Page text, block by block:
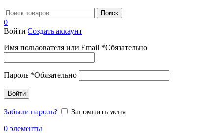
Поиск
0
Войти Создать аккаунт
Имя пользователя или Email *Обязательно
Пароль *Обязательно
Войти
Забыли пароль?
Запомнить меня
0 элементы